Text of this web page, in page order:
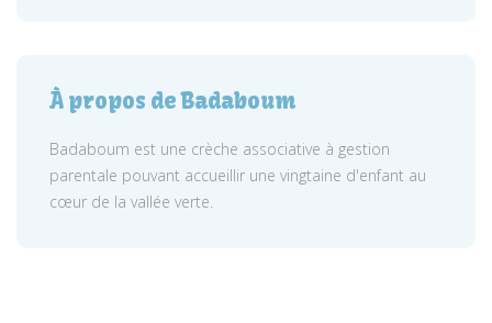
À propos de Badaboum
Badaboum est une crèche associative à gestion
parentale pouvant accueillir une vingtaine d'enfant au
cœur de la vallée verte.